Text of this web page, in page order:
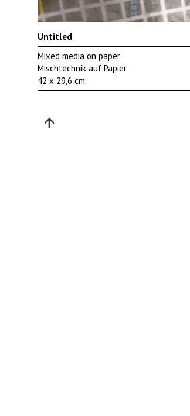
Untitled
Mixed media on paper
Mischtechnik auf Papier
42 x 29,6 cm